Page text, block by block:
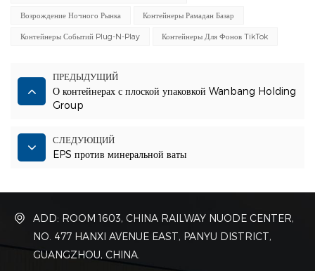
Возрождение Ночного Рынка Контейнеры Рамадан Базар
Контейнеры Событий Plug-N-Play Контейнеры Для Фонов TikTok
ПРЕДЫДУЩИЙ
О контейнерах с плоской упаковкой Wanbang Holding
Group
СЛЕДУЮЩИЙ
EPS против минеральной ваты
ADD: ROOM 1603, CHINA RAILWAY NUODE CENTER,
NO. 477 HANXI AVENUE EAST, PANYU DISTRICT,
GUANGZHOU, CHINA.